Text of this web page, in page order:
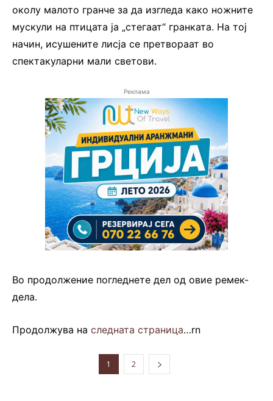
околу малото гранче за да изгледа како ножните
мускули на птицата ја „стегаат“ гранката. На тој
начин, исушените лисја се претвораат во
спектакуларни мали светови.
Реклама
Во продолжение погледнете дел од овие ремек-
дела.
Продолжува на следната страница…rn
1 2